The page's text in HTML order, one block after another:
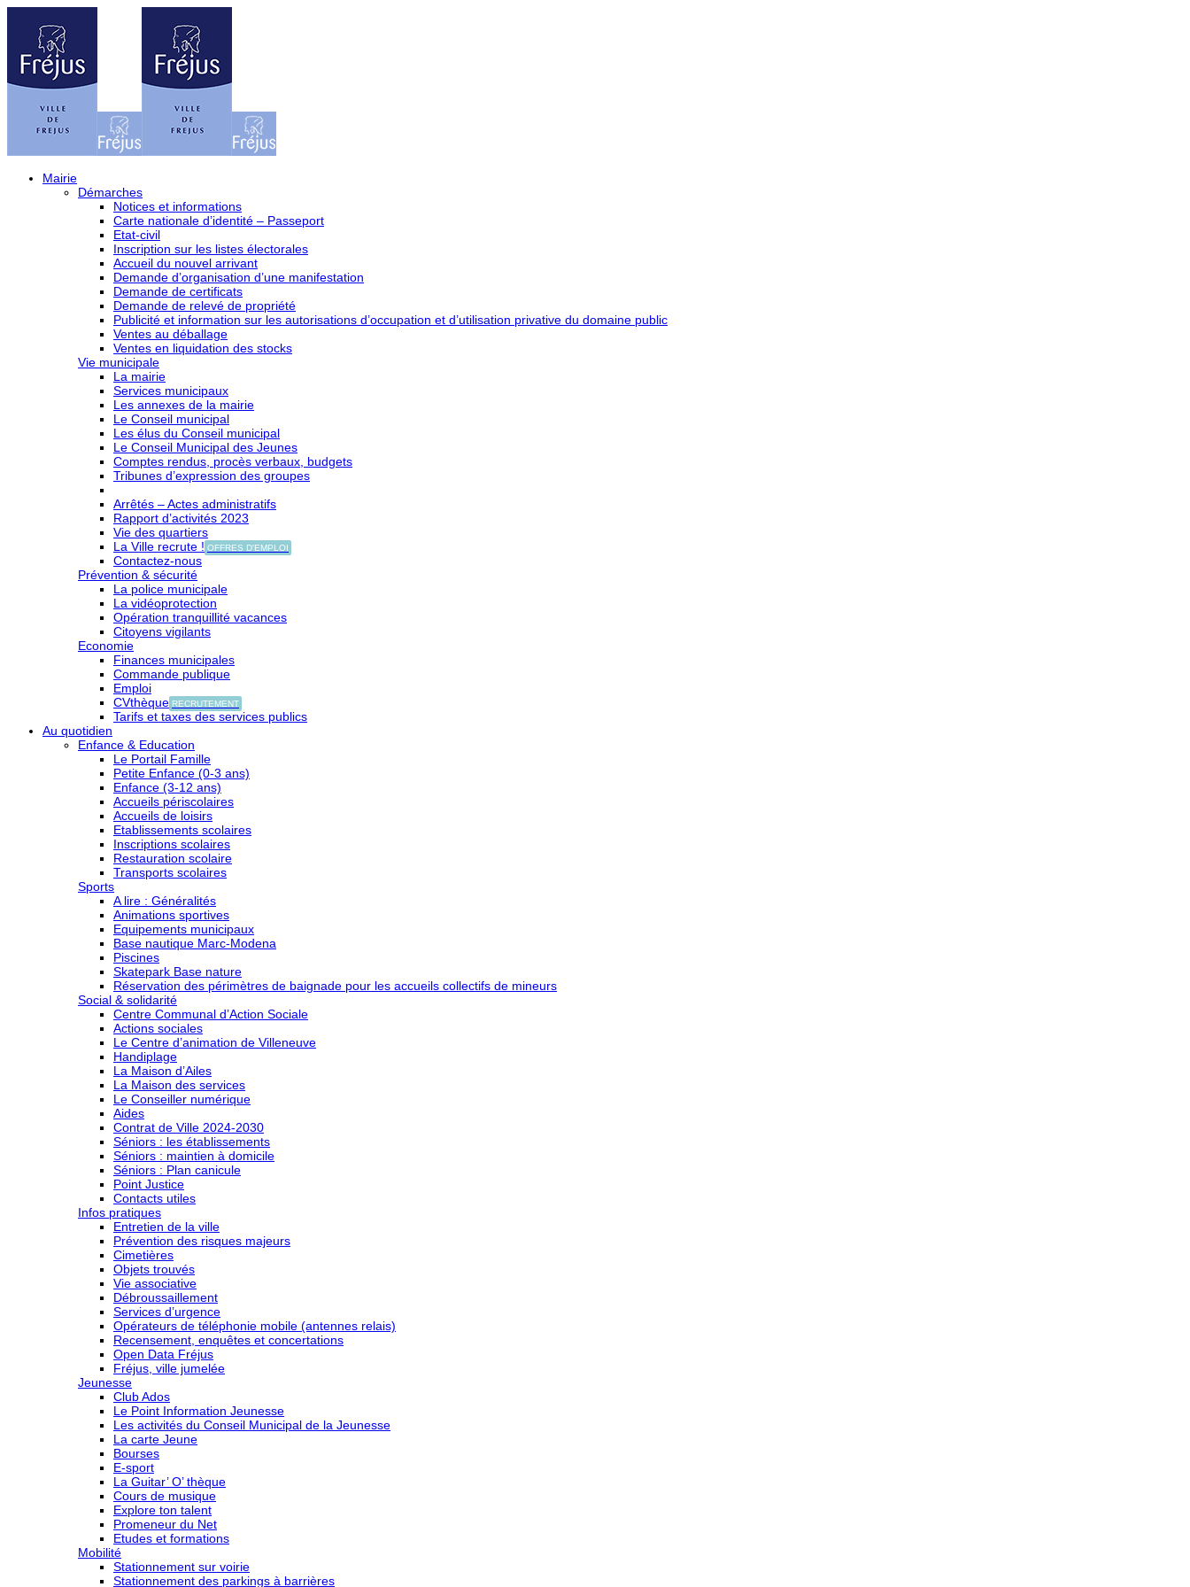
Mairie
Démarches
Notices et informations
Carte nationale d’identité – Passeport
Etat-civil
Inscription sur les listes électorales
Accueil du nouvel arrivant
Demande d’organisation d’une manifestation
Demande de certificats
Demande de relevé de propriété
Publicité et information sur les autorisations d’occupation et d’utilisation privative du domaine public
Ventes au déballage
Ventes en liquidation des stocks
Vie municipale
La mairie
Services municipaux
Les annexes de la mairie
Le Conseil municipal
Les élus du Conseil municipal
Le Conseil Municipal des Jeunes
Comptes rendus, procès verbaux, budgets
Tribunes d’expression des groupes
Arrêtés – Actes administratifs
Rapport d’activités 2023
Vie des quartiers
La Ville recrute ! OFFRES D'EMPLOI
Contactez-nous
Prévention & sécurité
La police municipale
La vidéoprotection
Opération tranquillité vacances
Citoyens vigilants
Economie
Finances municipales
Commande publique
Emploi
CVthèque RECRUTEMENT
Tarifs et taxes des services publics
Au quotidien
Enfance & Education
Le Portail Famille
Petite Enfance (0-3 ans)
Enfance (3-12 ans)
Accueils périscolaires
Accueils de loisirs
Etablissements scolaires
Inscriptions scolaires
Restauration scolaire
Transports scolaires
Sports
A lire : Généralités
Animations sportives
Equipements municipaux
Base nautique Marc-Modena
Piscines
Skatepark Base nature
Réservation des périmètres de baignade pour les accueils collectifs de mineurs
Social & solidarité
Centre Communal d’Action Sociale
Actions sociales
Le Centre d’animation de Villeneuve
Handiplage
La Maison d’Ailes
La Maison des services
Le Conseiller numérique
Aides
Contrat de Ville 2024-2030
Séniors : les établissements
Séniors : maintien à domicile
Séniors : Plan canicule
Point Justice
Contacts utiles
Infos pratiques
Entretien de la ville
Prévention des risques majeurs
Cimetières
Objets trouvés
Vie associative
Débroussaillement
Services d’urgence
Opérateurs de téléphonie mobile (antennes relais)
Recensement, enquêtes et concertations
Open Data Fréjus
Fréjus, ville jumelée
Jeunesse
Club Ados
Le Point Information Jeunesse
Les activités du Conseil Municipal de la Jeunesse
La carte Jeune
Bourses
E-sport
La Guitar’ O’ thèque
Cours de musique
Explore ton talent
Promeneur du Net
Etudes et formations
Mobilité
Stationnement sur voirie
Stationnement des parkings à barrières